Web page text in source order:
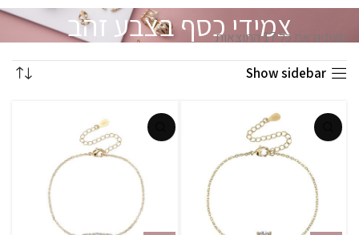
צמידי כסף בצבע זהבמציגים את כל ⁦17⁩ התוצאות
Show sidebar